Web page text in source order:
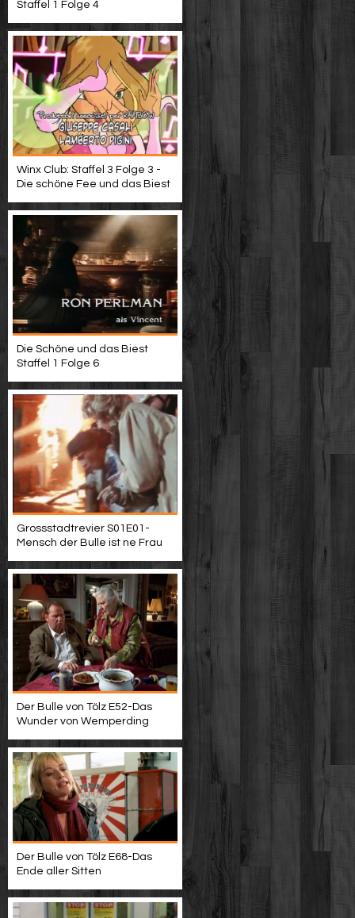
Staffel 1 Folge 4
Winx Club: Staffel 3 Folge 3 -
Die schöne Fee und das Biest
Die Schöne und das Biest
Staffel 1 Folge 6
Grossstadtrevier S01E01-
Mensch der Bulle ist ne Frau
Der Bulle von Tölz E52-Das
Wunder von Wemperding
Der Bulle von Tölz E68-Das
Ende aller Sitten